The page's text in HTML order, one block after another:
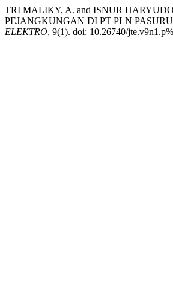
TRI MALIKY, A. and ISNUR
PEJANGKUNGAN DI PT PLN
ELEKTRO, 9(1). doi: 10.26740/